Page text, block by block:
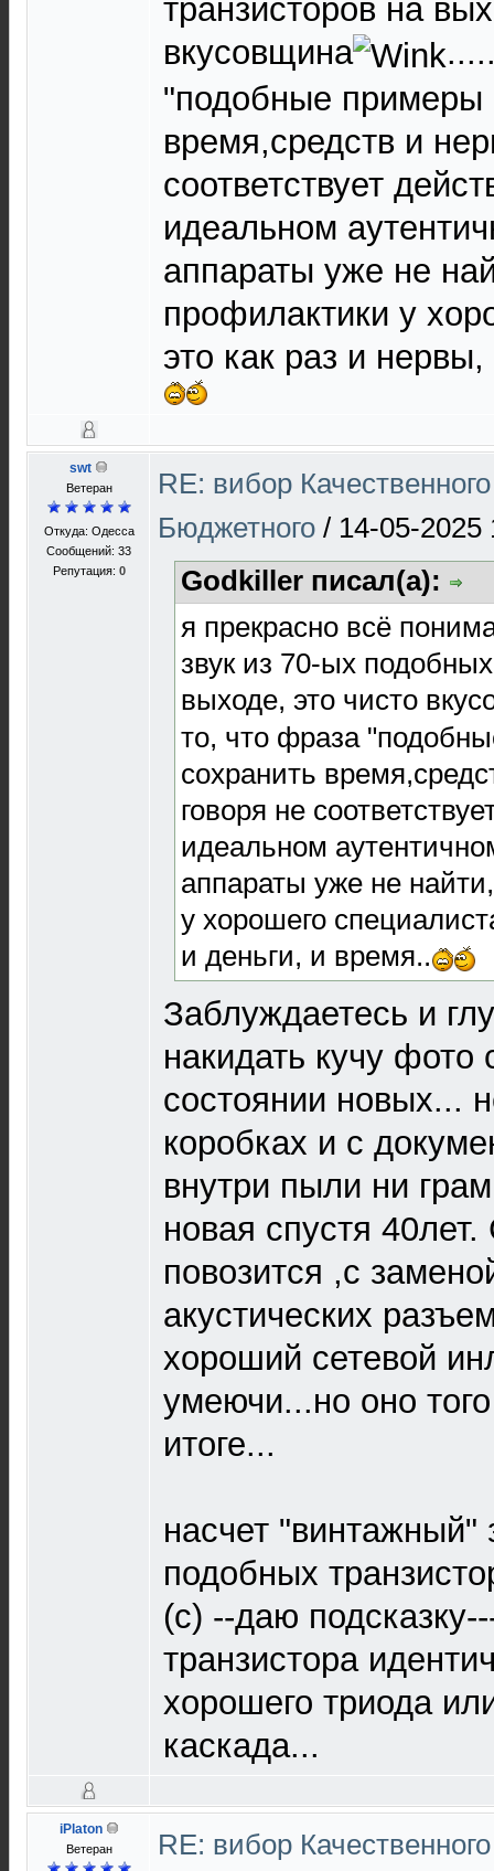
транзисторов на
вкусовщина
"подобные примеры
время,средств и
соответствует
идеальном
аппараты уже не
профилактики у
это как раз и
swt
Ветеран
Откуда: Одесса
Сообщений: 33
Репутация: 0
RE: вибор
Бюджетного / 14-05-2025
Godkiller писал(а):
я прекрасно всё
звук из 70-ых
выходе, это чисто
то, что фраза
сохранить
говоря не
идеальном
аппараты уже не
у хорошего
и деньги, и время..
Заблуждаетесь и
накидать кучу фото
состоянии новых...
коробках и с
внутри пыли ни
новая спустя
повозится ,с
акустических
хороший сетевой
умеючи...но оно
итоге...
насчет "винтажный"
подобных
(с) --даю
транзистора
хорошего триода
каскада...
iPlaton
Ветеран
RE: вибор